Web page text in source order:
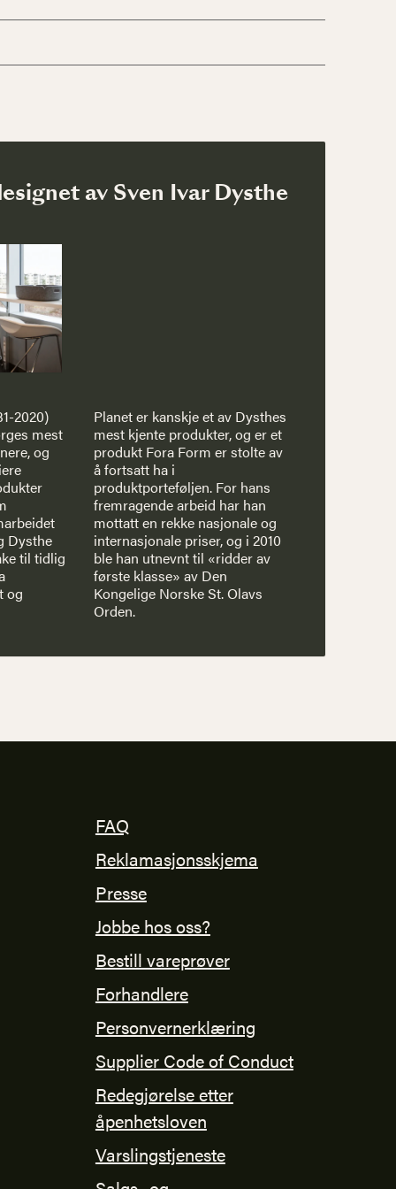
av Sven Ivar Dysthe
2020)
mest
og
Dysthe
til tidlig
og
Planet er kanskje et av Dysthes
mest kjente produkter, og er et
produkt Fora Form er stolte av
å fortsatt ha i
produktporteføljen. For hans
fremragende arbeid har han
mottatt en rekke nasjonale og
internasjonale priser, og i 2010
ble han utnevnt til «ridder av
første klasse» av Den
Kongelige Norske St. Olavs
Orden.
FAQ
Reklamasjonsskjema
Presse
Jobbe hos oss?
Bestill vareprøver
Forhandlere
Personvernerklæring
Supplier Code of Conduct
Redegjørelse etter
åpenhetsloven
Varslingstjeneste